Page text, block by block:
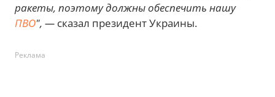
ракеты, поэтому должны обеспечить нашу
ПВО", — сказал президент Украины.
Реклама